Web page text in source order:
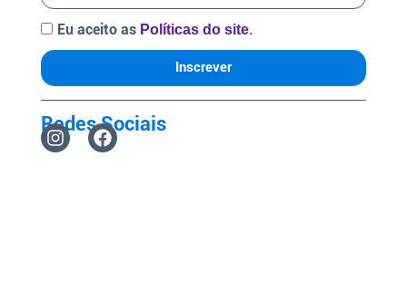
Eu aceito as Políticas do site.
Inscrever
Redes Sociais